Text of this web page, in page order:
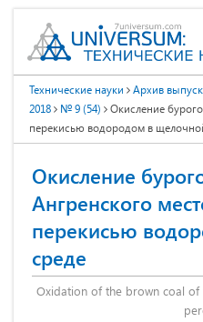
Технические науки
Архив
2018
№ 9 (54)
Окисление
перекисью водородом в
Окисление
Ангренского
перекисью
среде
Oxidation of the brown coal